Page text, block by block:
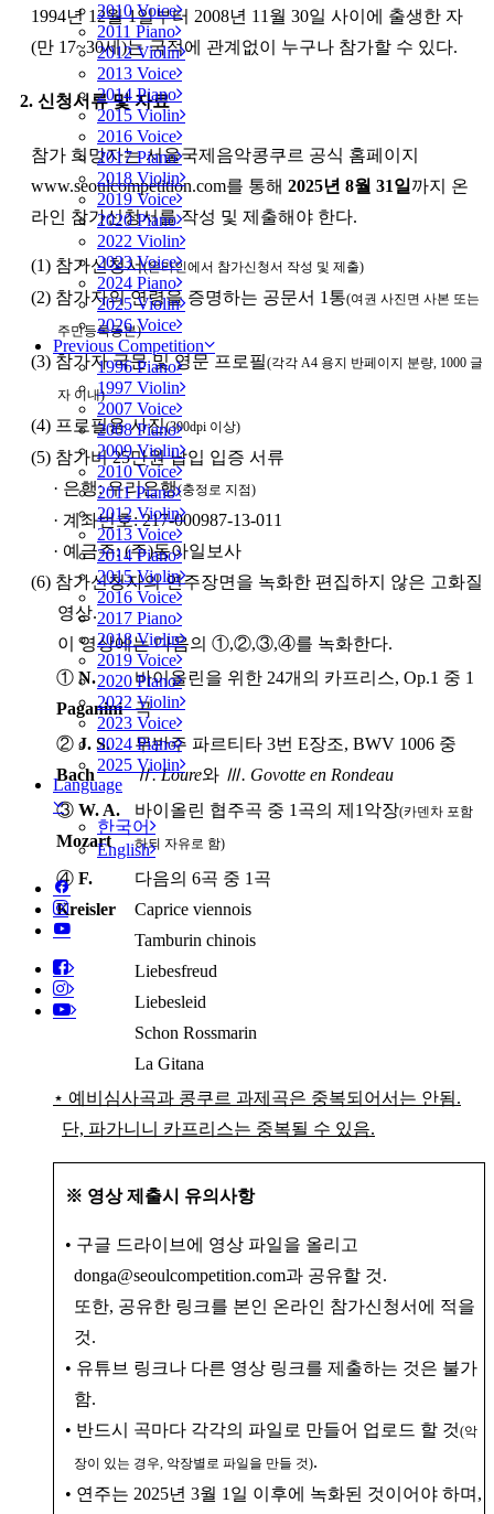
2010 Voice
2011 Piano
2012 Violin
2013 Voice
2014 Piano
2015 Violin
2016 Voice
2017 Piano
2018 Violin
2019 Voice
2020 Piano
2022 Violin
2023 Voice
2024 Piano
2025 Violin
2026 Voice
Previous Competition
1996 Piano
1997 Violin
2007 Voice
2008 Piano
2009 Violin
2010 Voice
2011 Piano
2012 Violin
2013 Voice
2014 Piano
2015 Violin
2016 Voice
2017 Piano
2018 Violin
2019 Voice
2020 Piano
2022 Violin
2023 Voice
2024 Piano
2025 Violin
Language
한국어
English
1994년 12월 1일부터 2008년 11월 30일 사이에 출생한 자
(만 17~30세)는 국적에 관계없이 누구나 참가할 수 있다.
2. 신청서류 및 자료
참가 희망자는 서울국제음악콩쿠르 공식 홈페이지
www.seoulcompetition.com를 통해 2025년 8월 31일 까지 온
라인 참가신청서를 작성 및 제출해야 한다.
(1) 참가신청서(온라인에서 참가신청서 작성 및 제출)
(2) 참가자의 연령을 증명하는 공문서 1통(여권 사진면 사본 또는
주민등록등본)
(3) 참가자 국문 및 영문 프로필(각각 A4 용지 반페이지 분량, 1000 글
자 이내)
(4) 프로필용 사진(300dpi 이상)
(5) 참가비 25만원 납입 입증 서류
· 은행: 우리은행(충정로 지점)
· 계좌번호: 217-000987-13-011
· 예금주: (주)동아일보사
(6) 참가신청자의 연주장면을 녹화한 편집하지 않은 고화질
영상.
이 영상에는 다음의 ①,②,③,④를 녹화한다.
① N.
Paganini
바이올린을 위한 24개의 카프리스, Op.1 중 1
곡
② J. S.
Bach
무반주 파르티타 3번 E장조, BWV 1006 중
Ⅱ. Loure와 Ⅲ. Govotte en Rondeau
③ W. A.
Mozart
바이올린 협주곡 중 1곡의 제1악장(카덴차 포함
하되 자유로 함)
④ F.
Kreisler
다음의 6곡 중 1곡
Caprice viennois
Tamburin chinois
Liebesfreud
Liebesleid
Schon Rossmarin
La Gitana
⋆ 예비심사곡과 콩쿠르 과제곡은 중복되어서는 안됨.
단, 파가니니 카프리스는 중복될 수 있음.
※ 영상 제출시 유의사항
• 구글 드라이브에 영상 파일을 올리고
donga@seoulcompetition.com과 공유할 것.
또한, 공유한 링크를 본인 온라인 참가신청서에 적을
것.
• 유튜브 링크나 다른 영상 링크를 제출하는 것은 불가
함.
• 반드시 곡마다 각각의 파일로 만들어 업로드 할 것(악
장이 있는 경우, 악장별로 파일을 만들 것).
• 연주는 2025년 3월 1일 이후에 녹화된 것이어야 하며,